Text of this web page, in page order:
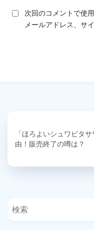
次回のコメントで使
メールアドレス、サ
「ほろよいシュワビタ
由！販売終了の噂は？